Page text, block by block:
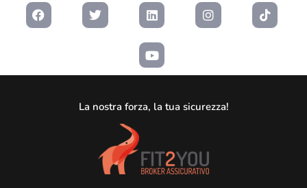
La nostra forza, la tua sicurezza!